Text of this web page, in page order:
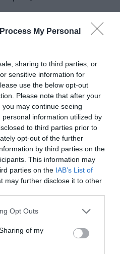
My Personal
sharing to third parties, or
sensitive information for
use the below opt-out
Please note that after your
may continue seeing
information utilized by
to third parties prior to
opt-out of the further
by third parties on the
This information may
parties on the IAB’s List of
may further disclose it to other
Opt Outs
of my
τα τελευταία νέα για
το Culturenow.gr